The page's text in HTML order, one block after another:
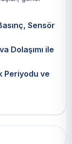
Sensör
Dolaşımı ile
Periyodu ve